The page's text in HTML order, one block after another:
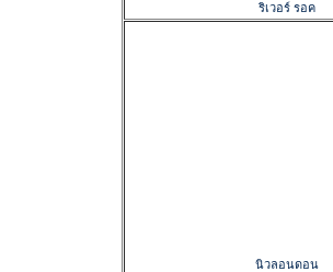
ริเวอร์ รอค
นิวลอนดอน